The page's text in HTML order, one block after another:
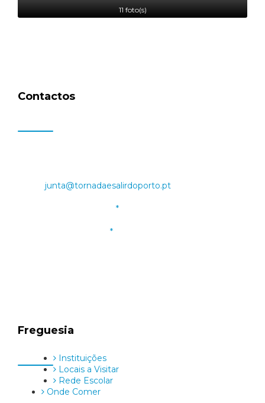
11 foto(s)
Contactos
junta@tornadaesalirdoporto.pt
Freguesia
Instituições
Locais a Visitar
Rede Escolar
Onde Comer